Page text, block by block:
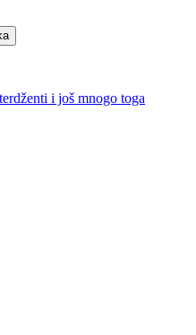
i još mnogo toga